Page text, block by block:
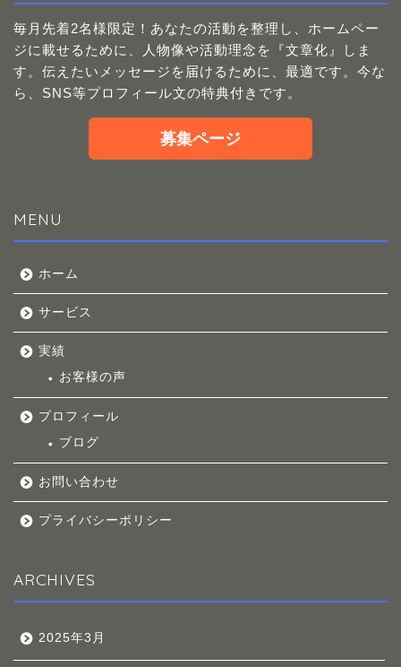
毎月先着2名様限定！あなたの活動を整理し、ホームペー
ジに載せるために、人物像や活動理念を『文章化』しま
す。伝えたいメッセージを届けるために、最適です。今な
ら、SNS等プロフィール文の特典付きです。
募集ページ
MENU
ホーム
サービス
実績
お客様の声
プロフィール
ブログ
お問い合わせ
プライバシーポリシー
ARCHIVES
2025年3月